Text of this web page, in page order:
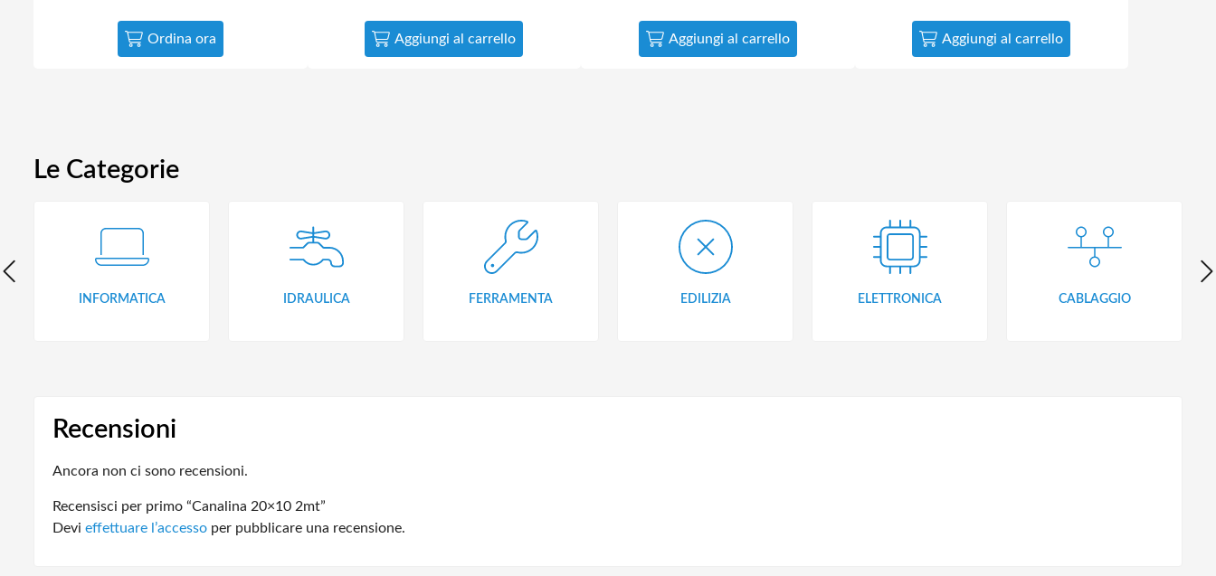
Ordina ora Aggiungi al carrello Aggiungi al carrello Aggiungi al carrello
Le Categorie
INFORMATICA IDRAULICA FERRAMENTA EDILIZIA ELETTRONICA CABLAGGIO
Recensioni
Ancora non ci sono recensioni.
Recensisci per primo “Canalina 20×10 2mt”
Devi effettuare l’accesso per pubblicare una recensione.